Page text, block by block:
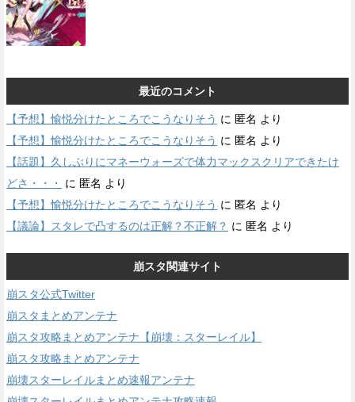
最近のコメント
【予想】愉悦分けたところでこうなりそう に 匿名 より
【予想】愉悦分けたところでこうなりそう に 匿名 より
【話題】久しぶりにマネーウォーズで体力マックスクリアできたけ
どさ・・・
に 匿名 より
【予想】愉悦分けたところでこうなりそう に 匿名 より
【議論】スタレで凸するのは正解？不正解？ に 匿名 より
崩スタ関連サイト
崩スタ公式Twitter
崩スタまとめアンテナ
崩スタ攻略まとめアンテナ【崩壊：スターレイル】
崩スタ攻略まとめアンテナ
崩壊スターレイルまとめ速報アンテナ